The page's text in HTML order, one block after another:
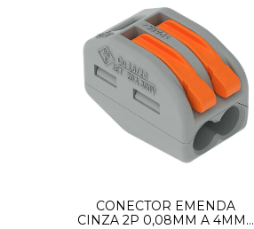
CONECTOR EMENDA
CINZA 2P 0,08MM A 4MM -